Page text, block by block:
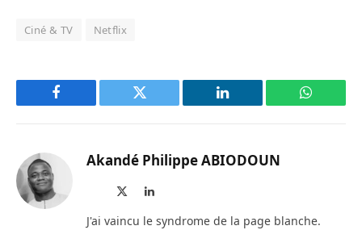
Ciné & TV Netflix
Facebook Twitter LinkedIn
Akandé Philippe ABIODOUN
LinkedIn
J'ai vaincu le syndrome de la page blanche.